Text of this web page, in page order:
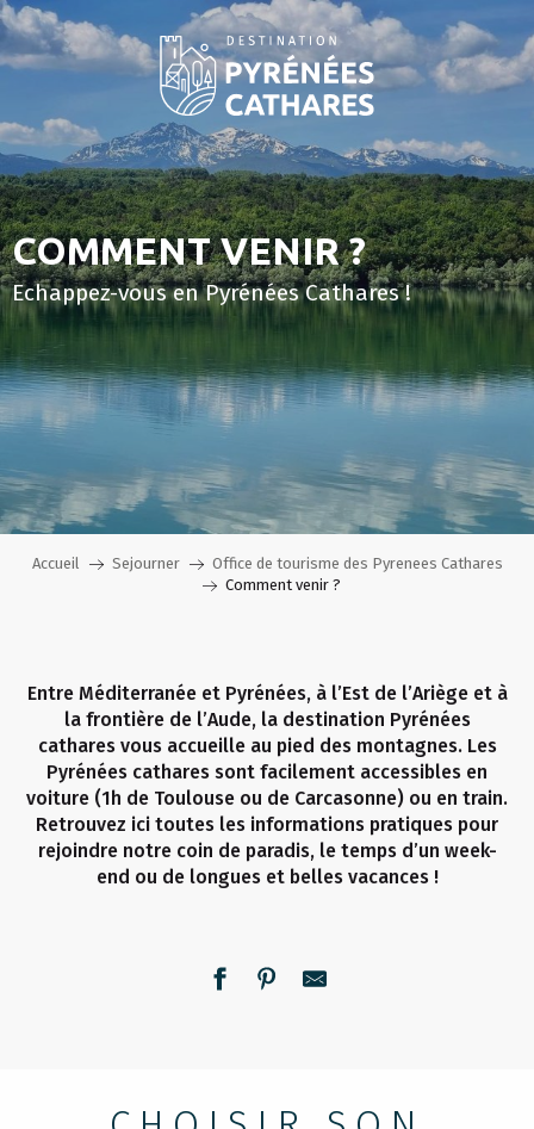
Aller
au
contenu
COMMENT VENIR ?
Echappez-vous en Pyrénées Cathares !
Accueil Sejourner
Office de tourisme des Pyrenees Cathares
Comment venir ?
Entre Méditerranée et Pyrénées, à l’Est de l’Ariège et à
la frontière de l’Aude, la destination Pyrénées
cathares vous accueille au pied des montagnes. Les
Pyrénées cathares sont facilement accessibles en
voiture (1h de Toulouse ou de Carcasonne) ou en train.
Retrouvez ici toutes les informations pratiques pour
rejoindre notre coin de paradis, le temps d’un week-
end ou de longues et belles vacances !